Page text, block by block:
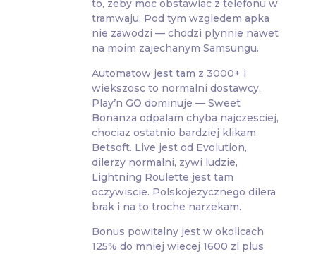
to, zeby moc obstawiac z telefonu w
tramwaju. Pod tym wzgledem apka
nie zawodzi — chodzi plynnie nawet
na moim zajechanym Samsungu.
Automatow jest tam z 3000+ i
wiekszosc to normalni dostawcy.
Play’n GO dominuje — Sweet
Bonanza odpalam chyba najczesciej,
chociaz ostatnio bardziej klikam
Betsoft. Live jest od Evolution,
dilerzy normalni, zywi ludzie,
Lightning Roulette jest tam
oczywiscie. Polskojezycznego dilera
brak i na to troche narzekam.
Bonus powitalny jest w okolicach
125% do mniej wiecej 1600 zl plus